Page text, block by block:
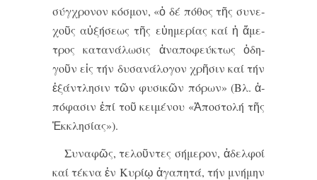
σύγ­χρο­νον κό­σμον, «ὁ δέ πό­θος τῆς συ­νε­
χοῦς αὐ­ξή­σε­ως τῆς εὐ­η­με­ρί­ας καί ἡ ἄ­με­
τρος κα­τα­νά­λω­σις ἀ­να­πο­φεύ­κτως ὁ­δη­
γοῦν εἰς τήν δυ­σα­νά­λο­γον χρῆ­σιν καί τήν
ἐ­ξάν­τλη­σιν τῶν φυ­σι­κῶν πό­ρων» (Βλ. ἀ­
πό­φα­σιν ἐ­πί τοῦ κει­μέ­νου «Ἀ­πο­στο­λή τῆς
Ἐκ­κλη­σί­ας»).
Συ­να­φῶς, τε­λοῦν­τες σή­με­ρον, ἀ­δελ­φοί
καί τέ­κνα ἐν Κυ­ρί­ῳ ἀ­γα­πη­τά, τήν μνή­μην